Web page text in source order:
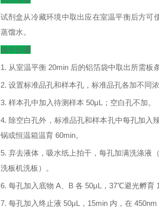
试剂盒从冷藏环境中取出应在室温平衡后方可
蒸馏水。
操作步骤
1. 从室温平衡20min 后的铝箔袋中取出所需板
2. 设置标准品孔和样本孔，标准品孔各加不同
3. 样本孔中加入待测样本 50μL ；空白孔不加。
4. 除空白孔外，标准品孔和样本孔中每孔加入
锅或恒温箱温育60min。
5. 弃去液体，吸水纸上拍干，每孔加满洗涤液（
洗板机洗板）。
6. 每孔加入底物 A、 B 各 50μL ， 37℃避光孵育
7. 每孔加入终止液 50μL ， 15min 内，在 450nm